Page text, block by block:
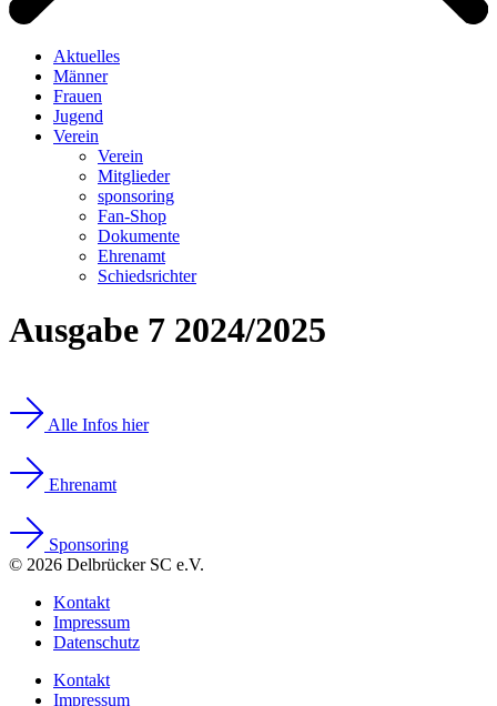
Aktuelles
Männer
Frauen
Jugend
Verein
Verein
Mitglieder
sponsoring
Fan-Shop
Dokumente
Ehrenamt
Schiedsrichter
Ausgabe 7 2024/2025
Alle Infos hier
Ehrenamt
Sponsoring
© 2026 Delbrücker SC e.V.
Kontakt
Impressum
Datenschutz
Kontakt
Impressum